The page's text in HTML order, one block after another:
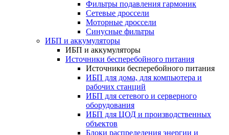
Фильтры подавления гармоник
Сетевые дроссели
Моторные дроссели
Синусные фильтры
ИБП и аккумуляторы
ИБП и аккумуляторы
Источники бесперебойного питания
Источники бесперебойного питания
ИБП для дома, для компьютера и
рабочих станций
ИБП для сетевого и серверного
оборудования
ИБП для ЦОД и производственных
объектов
Блоки распределения энергии и